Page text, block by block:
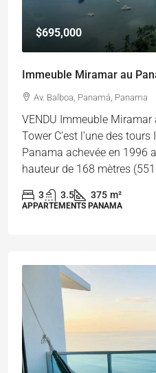
$695,000
Immeuble Miramar au
Av. Balboa, Panamá, Panama
VENDU Immeuble
Tower C’est l’une des
Panama achevée en 1996
hauteur de 168 mètres
3 3.5 375 m²
APPARTEMENTS PANAMA